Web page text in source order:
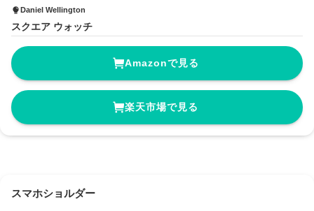
Daniel Wellington
スクエア ウォッチ
Amazonで見る
楽天市場で見る
スマホショルダー